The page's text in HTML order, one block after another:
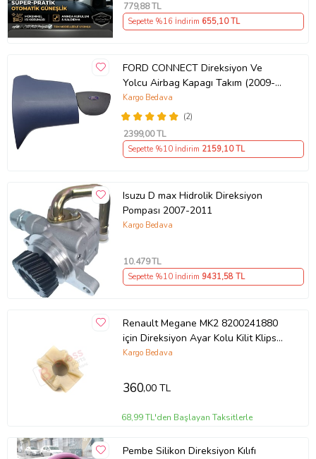
779,88 TL
Sepette %16 İndirim 655,10 TL
FORD CONNECT Direksiyon Ve
Yolcu Airbag Kapagı Takım (2009-
2014) İthal Üretim
(2)
Kargo Bedava
2399,00 TL
Sepette %10 İndirim 2159,10 TL
Isuzu D max Hidrolik Direksiyon
Pompası 2007-2011
Kargo Bedava
10.479TL
Sepette %10 İndirim 9431,58 TL
Renault Megane MK2 8200241880
için Direksiyon Ayar Kolu Kilit Klips
Plastiği
Kargo Bedava
360,00 TL
68,99 TL'den Başlayan Taksitlerle
Pembe Silikon Direksiyon Kılıfı